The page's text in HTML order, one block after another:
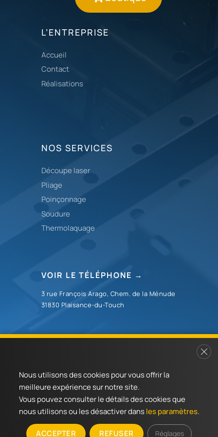
L’ENTREPRISE
Accueil
Contact
Réalisations
NOS SERVICES
Découpe laser
Pliage
Poinçonnage
Soudure
Thermolaquage
VOIR LE TÉLÉPHONE →
3 rue François Arago, Chem. de la Ménude
31830 Plaisance-du-Touch
Chronopli©2024 | Tous droits réservés.
Mentions légales|Plan du site
Nous utilisons des cookies pour vous offrir la
meilleure expérience sur notre site.
Vous pouvez consulter le détails des cookies que
nous utilisons ou les désactiver dansles paramètres.
ACCEPTER REFUSER Réglages